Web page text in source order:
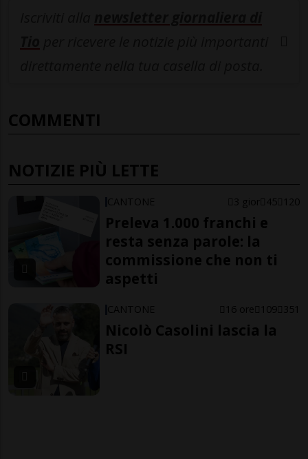
COMMENTI
NOTIZIE PIÙ LETTE
CANTONE 3 gior 45 120
Preleva 1.000 franchi e
resta senza parole: la
commissione che non ti
aspetti
CANTONE 16 ore 109 351
Nicolò Casolini lascia la
RSI